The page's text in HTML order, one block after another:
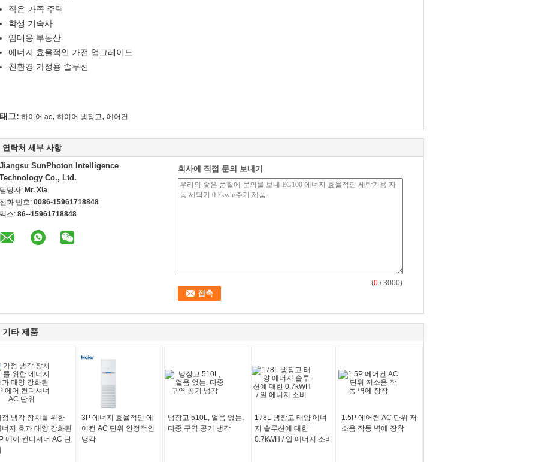
작은 가족 주택
학생 기숙사
임대용 부동산
에너지 효율적인 가전 업그레이드
친환경 가정용 솔루션
태그: 하이어 ac, 하이어 냉장고, 에어컨
연락처 세부 사항
Jiangsu SunPhoton Intelligence
Technology Co., Ltd.
담당자: Mr. Xia
전화 번호: 0086-15961718848
팩스: 86--15961718848
회사에 직접 문의 보내기
(0 / 3000)
기타 제품
정 냉각 장치를 위한
너지 효과 태양 강화된
에어 컨디셔너 AC 단
3P 에너지 효율적인 에
어컨 AC 단위 안정적인
냉각
냉장고 510L, 얼음 없는,
다중 구역 공기 냉각
178L 냉장고 태양 에너
지 솔루션에 대한
0.7kWH / 일 에너지 소비
1.5P 에어컨 AC 단위 저
소음 작동 벽에 장착